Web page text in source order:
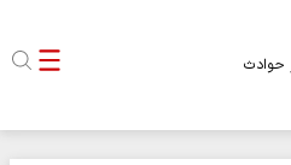
حوادث